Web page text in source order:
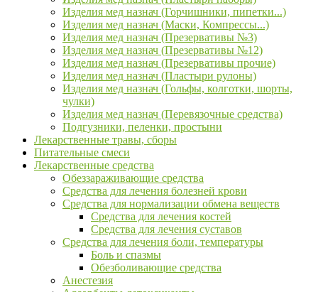
Изделия мед назнач (Горчишники, пипетки...)
Изделия мед назнач (Маски, Компрессы...)
Изделия мед назнач (Презервативы №3)
Изделия мед назнач (Презервативы №12)
Изделия мед назнач (Презервативы прочие)
Изделия мед назнач (Пластыри рулоны)
Изделия мед назнач (Гольфы, колготки, шорты,
чулки)
Изделия мед назнач (Перевязочные средства)
Подгузники, пеленки, простыни
Лекарственные травы, сборы
Питательные смеси
Лекарственные средства
Обеззараживающие средства
Средства для лечения болезней крови
Средства для нормализации обмена веществ
Средства для лечения костей
Средства для лечения суставов
Средства для лечения боли, температуры
Боль и спазмы
Обезболивающие средства
Анестезия